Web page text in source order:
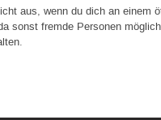
aus, wenn du dich an einem
sonst fremde Personen